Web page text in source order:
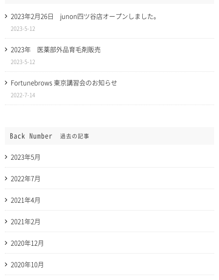
2023年2月26日 junon四ツ谷店オープンしました。
2023-5-12
2023年 医薬部外品育毛剤販売
2023-5-12
Fortunebrows 東京講習会のお知らせ
2022-7-14
Back Number 過去の記事
2023年5月
2022年7月
2021年4月
2021年2月
2020年12月
2020年10月